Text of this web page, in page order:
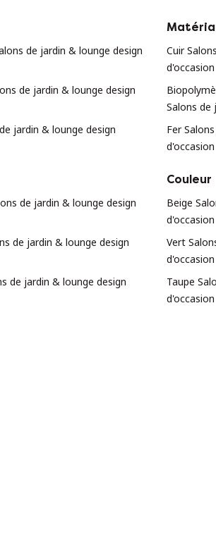
de jardin & lounge design
de jardin & lounge design
jardin & lounge design
de jardin & lounge design
de jardin & lounge design
de jardin & lounge design
Cuir
d'occasion
Salons de
Fer
d'occasion
Couleur
Beige
d'occasion
Vert
d'occasion
Taupe
d'occasion